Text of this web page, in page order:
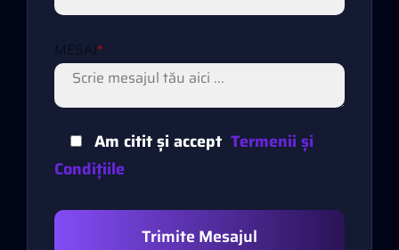
MESAJ *
Am citit și accept Termenii și
Condițiile
Trimite Mesajul